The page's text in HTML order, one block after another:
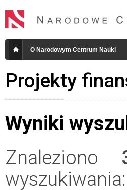
O Narodowym Centrum Nauki
Projekty
Wyniki
Znaleziono
wyszukiwania: